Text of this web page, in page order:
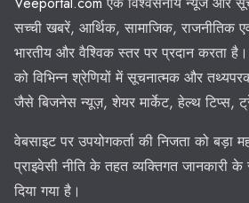
सच्ची खबरें, आर्थिक, सामाजिक,
भारतीय और वैश्विक स्तर पर प्रदान करता
को विभिन्न श्रेणियों में सूचनात्मक और
जैसे बिजनेस न्यूज़, शेयर मार्केट, हेल्थ टिप्स,
वेबसाइट पर उपयोगकर्ता की निजता को बड़ा
प्राइवेसी नीति के तहत व्यक्तिगत जानकारी
दिया गया है।